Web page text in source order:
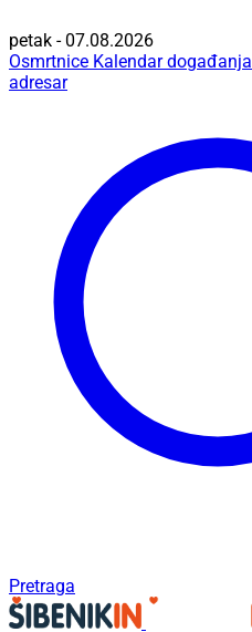
petak - 07.08.2026
Osmrtnice Kalendar događanja
adresar
Pretraga